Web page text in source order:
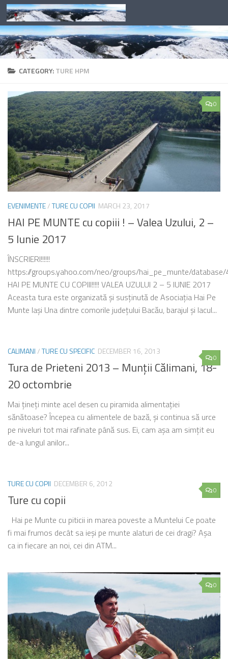
Skip to content
CATEGORY:TURE HPM
0
EVENIMENTE/TURE CU COPII MARCH 23, 2017
HAI PE MUNTE cu copiii ! – Valea Uzului, 2 –
5 Iunie 2017
ÎNSCRIERI!!!!!!
https://groups.yahoo.com/neo/groups/hai_pe_munte/
HAI PE MUNTE CU COPIII!!!!! VALEA UZULUI 2 – 5 IUNIE 2017
Aceasta tura este organizată și susținută de Asociația Hai Pe
Munte Iași Una dintre comorile județului Bacău, barajul și lacul...
0
CALIMANI/TURE CU SPECIFIC DECEMBER 16, 2013
Tura de Prieteni 2013 – Munţii Călimani, 18-
20 octombrie
Mai ţineţi minte acel desen cu piramida alimentaţiei
sănătoase? Începea cu alimentele de bază, şi continua să urce
pe niveluri tot mai rafinate până sus. Ei, cam aşa am simţit eu
de-a lungul anilor...
0
TURE CU COPII DECEMBER 6, 2012
Ture cu copii
Hai pe Munte cu piticii in marea poveste a Muntelui Ce poate
fi mai frumos decât sa ieşi pe munte alaturi de cei dragi? Aşa
ca in fiecare an noi, cei din ATM...
0